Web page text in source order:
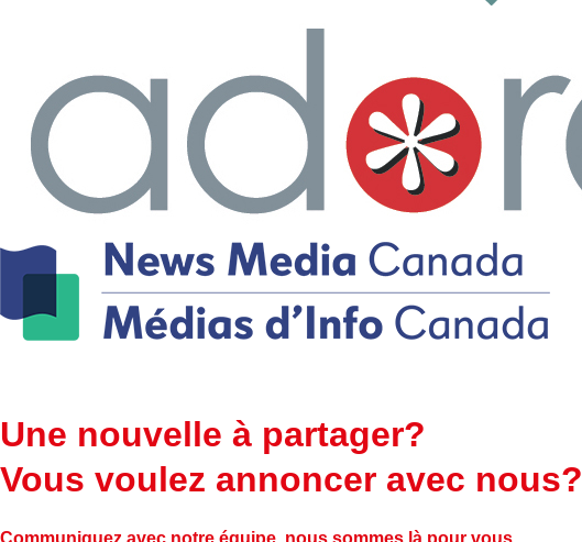
Une nouvelle à partager?
Vous voulez annoncer avec nous?